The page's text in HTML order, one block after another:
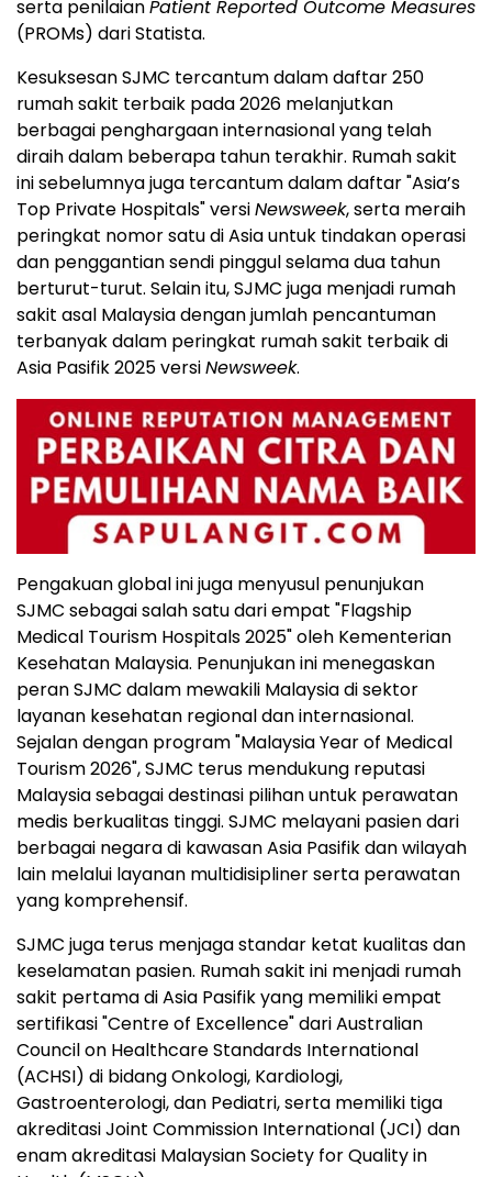
serta penilaianPatient Reported Outcome Measures
(PROMs) dari Statista.
Kesuksesan SJMC tercantum dalam daftar 250
rumah sakit terbaik pada 2026 melanjutkan
berbagai penghargaan internasional yang telah
diraih dalam beberapa tahun terakhir. Rumah sakit
ini sebelumnya juga tercantum dalam daftar "Asia’s
Top Private Hospitals" versiNewsweek, serta meraih
peringkat nomor satu di Asia untuk tindakan operasi
dan penggantian sendi pinggul selama dua tahun
berturut-turut. Selain itu, SJMC juga menjadi rumah
sakit asal Malaysia dengan jumlah pencantuman
terbanyak dalam peringkat rumah sakit terbaik di
Asia Pasifik 2025 versiNewsweek.
Pengakuan global ini juga menyusul penunjukan
SJMC sebagai salah satu dari empat "Flagship
Medical Tourism Hospitals 2025" oleh Kementerian
Kesehatan Malaysia. Penunjukan ini menegaskan
peran SJMC dalam mewakili Malaysia di sektor
layanan kesehatan regional dan internasional.
Sejalan dengan program "Malaysia Year of Medical
Tourism 2026", SJMC terus mendukung reputasi
Malaysia sebagai destinasi pilihan untuk perawatan
medis berkualitas tinggi. SJMC melayani pasien dari
berbagai negara di kawasan Asia Pasifik dan wilayah
lain melalui layanan multidisipliner serta perawatan
yang komprehensif.
SJMC juga terus menjaga standar ketat kualitas dan
keselamatan pasien. Rumah sakit ini menjadi rumah
sakit pertama di Asia Pasifik yang memiliki empat
sertifikasi "Centre of Excellence" dari Australian
Council on Healthcare Standards International
(ACHSI) di bidang Onkologi, Kardiologi,
Gastroenterologi, dan Pediatri, serta memiliki tiga
akreditasi Joint Commission International (JCI) dan
enam akreditasi Malaysian Society for Quality in